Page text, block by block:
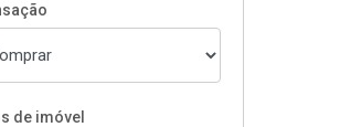
em lista
de imóvel